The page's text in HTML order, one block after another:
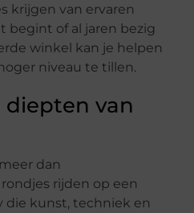
krijgen van ervaren
begint of al jaren bezig
winkel kan je helpen
niveau te tillen.
diepten van
dan
rijden op een
die kunst, techniek en